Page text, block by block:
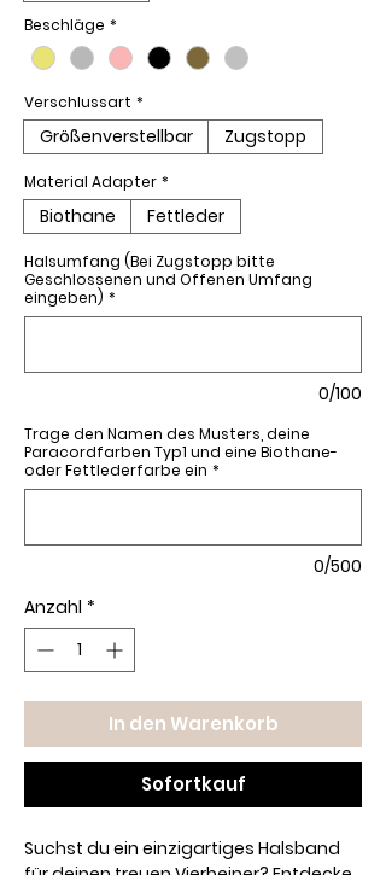
Beschläge *
Verschlussart *
Größenverstellbar Zugstopp
Material Adapter *
Biothane Fettleder
Halsumfang (Bei Zugstopp bitte
Geschlossenen und Offenen Umfang
eingeben) *
0/100
Trage den Namen des Musters, deine
Paracordfarben Typ1 und eine Biothane-
oder Fettlederfarbe ein *
0/500
Anzahl *
In den Warenkorb
Sofortkauf
Suchst du ein einzigartiges Halsband